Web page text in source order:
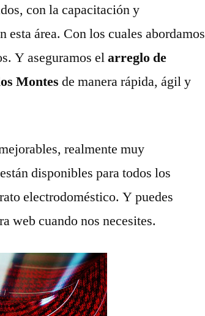
con la capacitación y
esta área. Con los cuales abordamos
Y aseguramos elarreglo de
Montesde manera rápida, ágil y
realmente muy
disponibles para todos los
electrodoméstico. Y puedes
web cuando nos necesites.